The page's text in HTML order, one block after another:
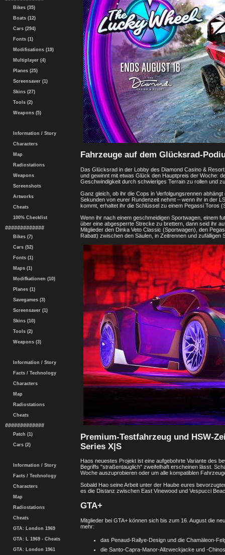
Bikes (35)
Boats (12)
Cars (294)
Fonts (1)
Modifications (19)
Multiplayer (4)
Planes (25)
Screensaver (1)
Skins (27)
Tools (2)
Weapons (5)
Information / Story
Characters
Map
Radiostations
Weapons
Screenshots
Artworks
Cheats
100% Checklist
#############
Bikes (7)
Cars (52)
Fonts (1)
Maps (1)
Modifkationen (10)
Planes (1)
Savegames (3)
Screensaver (1)
Skins (10)
Tools (2)
Weapons (3)
Information / Story
Facts / Technology
Characters
Map
Radiostations
Cheats
#############
Patch (1)
Cars (2)
Information / Story
Facts / Technology
Characters
Map
Radiostations
Cheats
GTA: London 1969
GTA: L 1969 - Cheats
GTA: London 1961
Fahrzeuge auf dem Glücksrad-
Das Glücksrad in der Lobby des Diamond Casino &
und gewinnt mit etwas Glück den Hauptpreis der Woche:
Geschwindigkeit durch schwieriges Terrain zu rollen und
Ganz gleich, ob ihr die Cops in Verfolgungsrennen
Sekunden von eurer Rundenzeit nehmt – wenn ihr in der
kommt, erhaltet ihr die Schlüssel zu einem Pegassi Toros
Wenn ihr nach einem geschmeidigen Sportwagen, einem
über eine abgesperrte Strecke zu brettern, dann seid ihr
Mitglieder den Dinka Veto Classic (Sportwagen), den
Rabatt) zwischen den Säulen, in Zeitrennen und zufälligen
Premium-Testfahrzeug und HSW-
Series X|S
Haos neuestes Projekt ist eine aufgebohrte Variante des
Begriffs "straßentauglich" zweifelhaft erscheinen lässt.
Woche auszuprobieren oder um alle kompatiblen
Sobald Hao seine Arbeit unter der Haube eures
es die Distanz zwischen East Vinewood und Vespucci
GTA+
Mitglieder bei GTA+ können sich bis zum 16. August die
mehr:
das Penaud-Rallye-Design und die Chamäleon-
die Santo-Capra-Manor-Allzweckjacke und -Chinos